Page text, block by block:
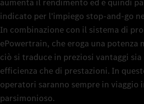
indicato per l'impiego stop-and-go
In combinazione con il sistema di
ePowertrain, che eroga una potenza
ciò si traduce in preziosi vantaggi
efficienza che di prestazioni. In
operatori saranno sempre in viaggio
parsimonioso.